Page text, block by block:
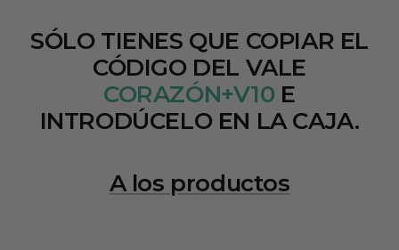
SÓLO TIENES QUE COPIAR EL
CÓDIGO DEL VALE
CORAZÓN+V10 E
INTRODÚCELO EN LA CAJA.
A los productos